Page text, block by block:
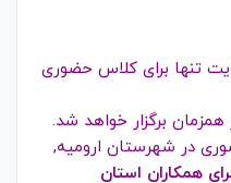
تنها برای کلاس حضوری
برگزار خواهد شد.
در شهرستان ارومیه,
همکاران استان